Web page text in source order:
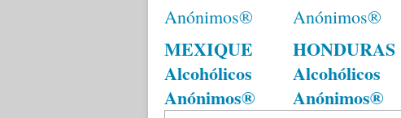
MEXIQUE
Alcohólicos
Anónimos®
HONDURAS
Alcohólicos
Anónimos®